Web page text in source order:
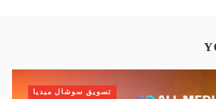
تسويق سوشال ميديا